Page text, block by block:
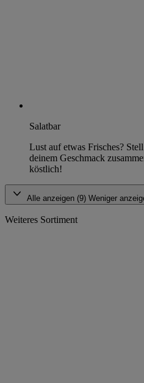
Salatbar
Lust auf etwas Frisches?
deinem Geschmack
köstlich!
Alle anzeigen (9) Weniger
Weiteres Sortiment